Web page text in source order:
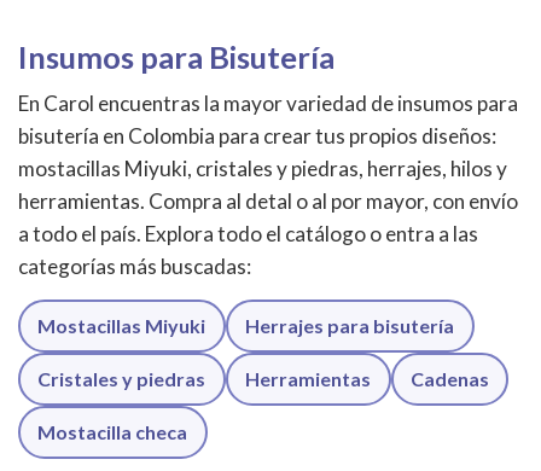
Insumos para Bisutería
En Carol encuentras la mayor variedad de insumos para
bisutería en Colombia para crear tus propios diseños:
mostacillas Miyuki, cristales y piedras, herrajes, hilos y
herramientas. Compra al detal o al por mayor, con envío
a todo el país. Explora todo el catálogo o entra a las
categorías más buscadas:
Mostacillas Miyuki Herrajes para bisutería
Cristales y piedras Herramientas Cadenas
Mostacilla checa